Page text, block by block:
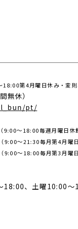
18:00第4月曜日休み・変則
無休）
pt/
（9:00～18:00毎週月曜日休
（9:00～21:30毎月第4月曜
（9:00～18:00毎月第3月曜
、土曜10:00～